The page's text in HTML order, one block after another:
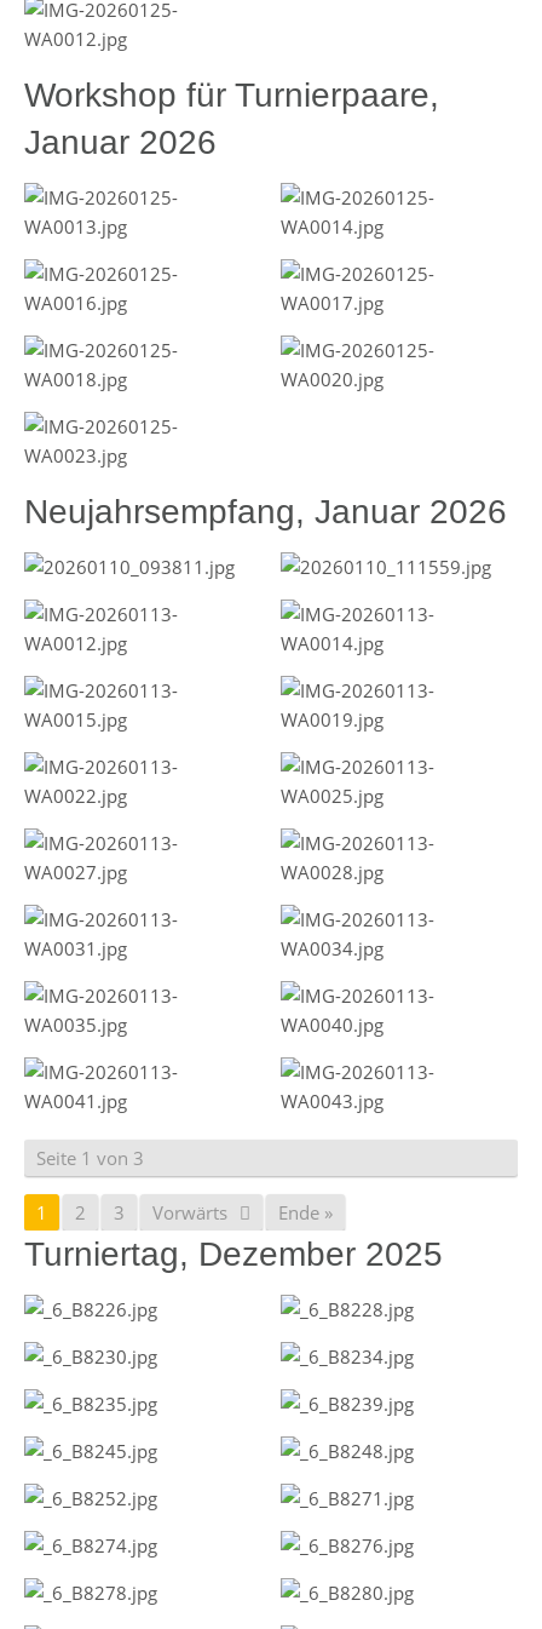
Workshop für Turnierpaare,
Januar 2026
Neujahrsempfang, Januar 2026
Seite 1 von 3
1 2 3 Vorwärts Ende »
Turniertag, Dezember 2025